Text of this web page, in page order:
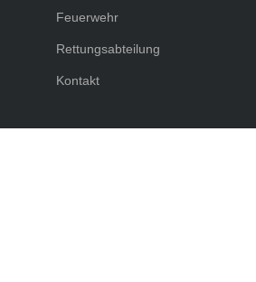
Feuerwehr
Rettungsabteilung
Kontakt